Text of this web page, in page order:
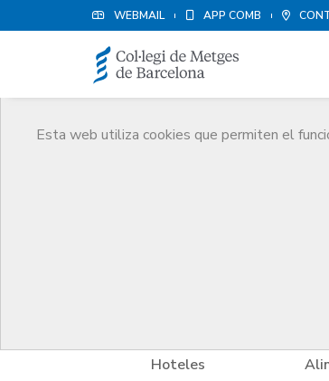
WEBMAIL APP COMB
Esta web utiliza cookies que permiten el
Hoteles